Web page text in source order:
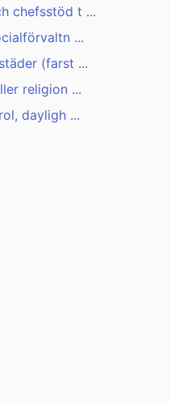
chefsstöd t ...
...
(farst ...
religion ...
dayligh ...